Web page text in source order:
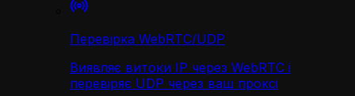
Перевірка WebRTC/UDP
Виявляє витоки IP через WebRTC і
перевіряє UDP через ваш проксі